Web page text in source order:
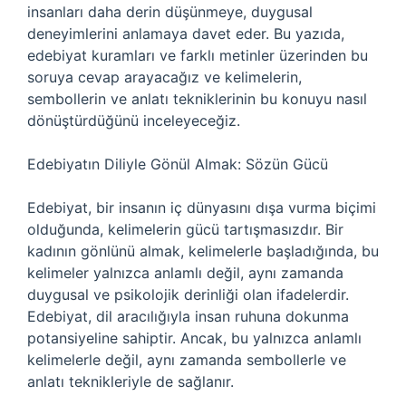
insanları daha derin düşünmeye, duygusal
deneyimlerini anlamaya davet eder. Bu yazıda,
edebiyat kuramları ve farklı metinler üzerinden bu
soruya cevap arayacağız ve kelimelerin,
sembollerin ve anlatı tekniklerinin bu konuyu nasıl
dönüştürdüğünü inceleyeceğiz.
Edebiyatın Diliyle Gönül Almak: Sözün Gücü
Edebiyat, bir insanın iç dünyasını dışa vurma biçimi
olduğunda, kelimelerin gücü tartışmasızdır. Bir
kadının gönlünü almak, kelimelerle başladığında, bu
kelimeler yalnızca anlamlı değil, aynı zamanda
duygusal ve psikolojik derinliği olan ifadelerdir.
Edebiyat, dil aracılığıyla insan ruhuna dokunma
potansiyeline sahiptir. Ancak, bu yalnızca anlamlı
kelimelerle değil, aynı zamanda sembollerle ve
anlatı teknikleriyle de sağlanır.